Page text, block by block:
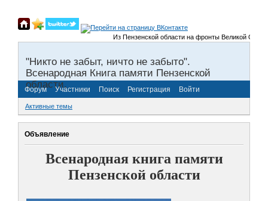
Из Пензенской области на фронты Великой
"Никто не забыт, ничто не забыто".
Всенародная Книга памяти Пензенской
области.
Форум Участники Поиск Регистрация Войти
Активные темы
Объявление
Всенародная книга памяти
Пензенской области